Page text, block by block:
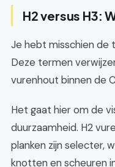
H2 versus H3:
Je hebt misschien de
Deze termen
vurenhout binnen de
Het gaat hier om de
duurzaamheid. H2
planken zijn selecter,
knotten en scheuren